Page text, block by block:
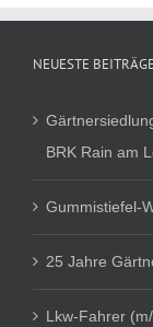
NEUESTE BEITRÄGE
BRK Rain am
Gummistiefel-
25 Jahre
Lkw-Fahrer